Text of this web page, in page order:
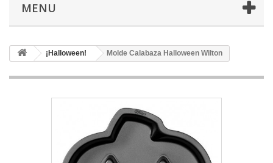
MENU
¡Halloween! Molde Calabaza Halloween Wilton